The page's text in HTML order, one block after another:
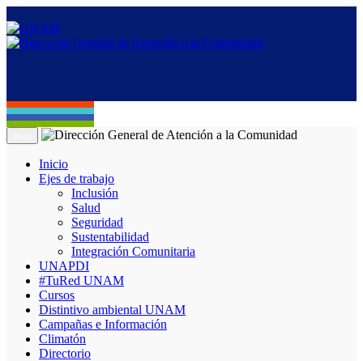
Inicio
Ejes de trabajo
Inclusión
Salud
Seguridad
Sustentabilidad
Integración Comunitaria
UNAPDI
#TuRed UNAM
Cursos
Distintivo ambiental UNAM
Campañas e Información
Climatón
Directorio